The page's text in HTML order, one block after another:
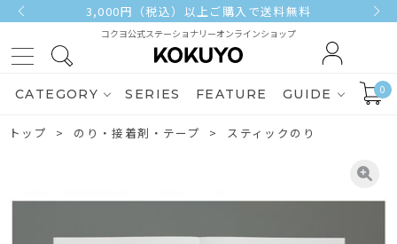
3,000円（税込）以上ご購入で送料無料
コクヨ公式ステーショナリーオンラインショップ
CATEGORY SERIES FEATURE GUIDE 0
トップ のり・接着剤・テープ スティックのり